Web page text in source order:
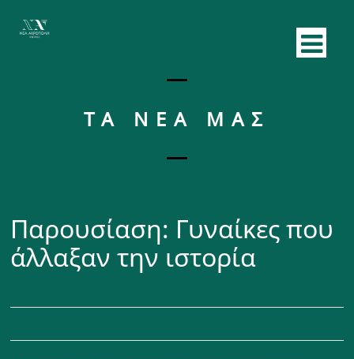
ΤΑ ΝΕΑ ΜΑΣ
Παρουσίαση: Γυναίκες που
άλλαξαν την ιστορία